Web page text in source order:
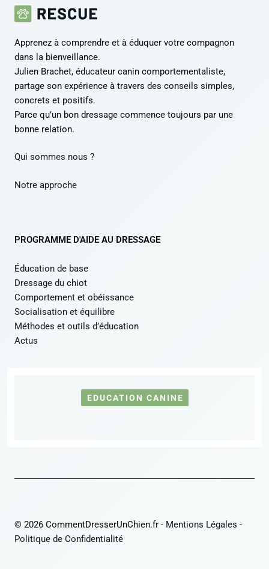
Apprenez à comprendre et à éduquer votre compagnon
dans la bienveillance.
Julien Brachet, éducateur canin comportementaliste,
partage son expérience à travers des conseils simples,
concrets et positifs.
Parce qu’un bon dressage commence toujours par une
bonne relation.
Qui sommes nous ?
Notre approche
PROGRAMME D'AIDE AU DRESSAGE
Éducation de base
Dressage du chiot
Comportement et obéissance
Socialisation et équilibre
Méthodes et outils d’éducation
Actus
EDUCATION CANINE
© 2026 CommentDresserUnChien.fr - Mentions Légales -
Politique de Confidentialité